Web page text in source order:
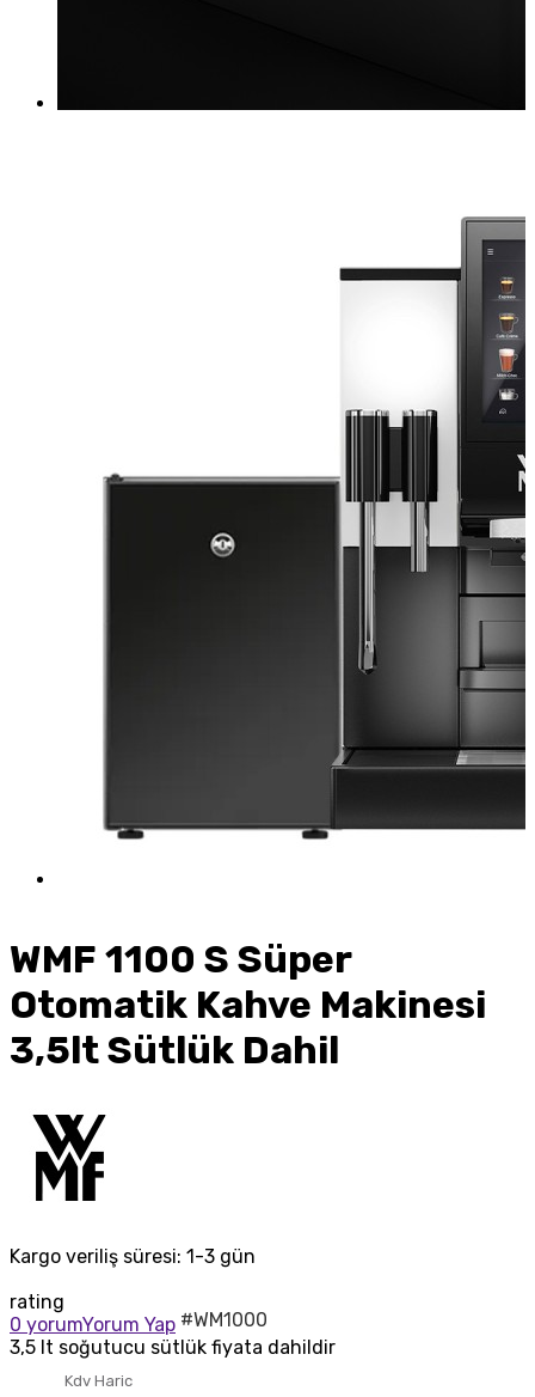
WMF 1100 S Süper
Otomatik Kahve Makinesi
3,5lt Sütlük Dahil
Kargo veriliş süresi: 1-3 gün
rating
0 yorumYorum Yap #WM1000
3,5 lt soğutucu sütlük fiyata dahildir
Kdv Haric